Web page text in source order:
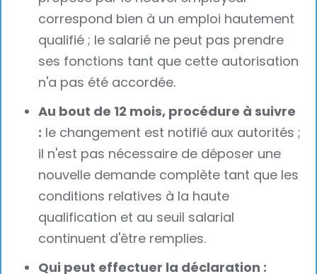
correspond bien à un emploi hautement
qualifié ; le salarié ne peut pas prendre
ses fonctions tant que cette autorisation
n'a pas été accordée.
Au bout de 12 mois, procédure à suivre
: le changement est notifié aux autorités ;
il n'est pas nécessaire de déposer une
nouvelle demande complète tant que les
conditions relatives à la haute
qualification et au seuil salarial
continuent d'être remplies.
Qui peut effectuer la déclaration :